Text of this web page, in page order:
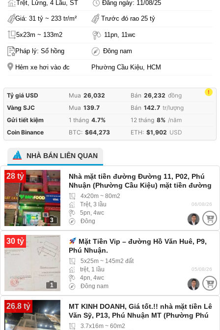
Trệt, Lửng, 4 Lầu, ST Đăng ngày: 11/08/25
Giá: 31 tỷ ~ 233 tr/m² Trước đó rao 25 tỷ
5x23m ~ 133m2 11pn, 11wc
Pháp lý: Sổ hồng Đông nam
Hẻm xe hơi vào đc Phường Cầu Kiệu, HCM
!
Tỷ giá USD Mua 26,032 Bán 26,232 đồng
Vàng SJC
Mua 139.7 Bán 142.7 tr/lượng
Gửi tiết kiệm
1 tháng 4.7% 12 tháng 8% /năm
Coin Binance
BTC: $64,273 ETH: $1,902 USD
NHÀ BÁN LIÊN QUAN
28 tỷ
3
Nhà mặt tiền đường Đường 11, P02, Phú
Nhuận (Phường Cầu Kiệu) mặt tiền đường
giá rẻ4x20m ~ 80m2
Trệt, 3 lầu
5pn, 4wc
Đông
06/08/26
30 tỷ
1
Mặt Tiền Vip – đường Hồ Văn Huê, P9,
Phú Nhuận.
5x25m ~ 145m2 đất
trệt, 1 lầu
4pn, 4wc
Đông nam
05/08/26
26.8 tỷ
MT KINH DOANH, Giá tốt.!! nhà mặt tiền Lê
Văn Sỹ, P13, Phú Nhuận MT (Phường Phú
Nhuận) mặt tiền tiện kinh doanh buôn bán
3.7x16m ~ 60m2